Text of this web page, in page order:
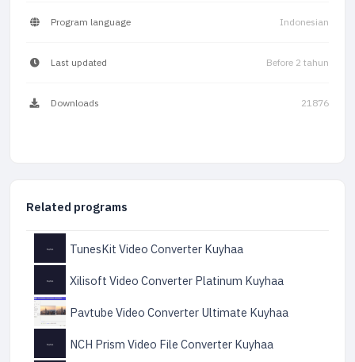
Program language Indonesian
Last updated Before 2 tahun
Downloads 21876
Related programs
TunesKit Video Converter Kuyhaa
Xilisoft Video Converter Platinum Kuyhaa
Pavtube Video Converter Ultimate Kuyhaa
NCH Prism Video File Converter Kuyhaa